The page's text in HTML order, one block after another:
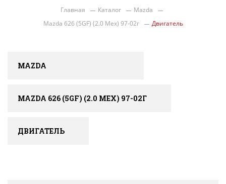
Главная Каталог
Mazda
Mazda 626 (5GF) (2.0 Мех) 97-02г
Двигатель
MAZDA
MAZDA 626 (5GF) (2.0 МЕХ) 97-02Г
ДВИГАТЕЛЬ